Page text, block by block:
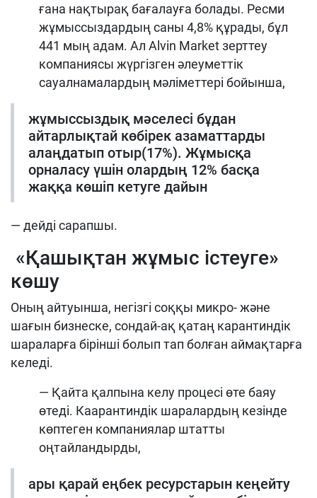
ғана нақтырақ бағалауға болады. Ресми
жұмыссыздардың саны 4,8% құрады, бұл
441 мың адам. Ал Alvin Market зерттеу
компаниясы жүргізген әлеуметтік
сауалнамалардың мәліметтері бойынша,
жұмыссыздық мәселесі бұдан
айтарлықтай көбірек азаматтарды
алаңдатып отыр(17%). Жұмысқа
орналасу үшін олардың 12% басқа
жаққа көшіп кетуге дайын
— дейді сарапшы.
«Қашықтан жұмыс істеуге»
көшу
Оның айтуынша, негізгі соққы микро- және
шағын бизнеске, сондай-ақ қатаң карантиндік
шараларға бірінші болып тап болған аймақтарға
келеді.
— Қайта қалпына келу процесі өте баяу
өтеді. Каарантиндік шаралардың кезінде
көптеген компаниялар штатты
оңтайландырды,
ары қарай еңбек ресурстарын кеңейту